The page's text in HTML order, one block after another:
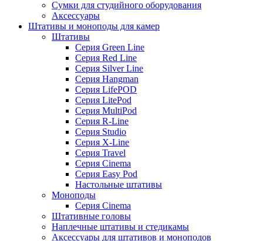
Сумки для студийного оборудования
Аксессуары
Штативы и моноподы для камер
Штативы
Серия Green Line
Серия Red Line
Серия Silver Line
Серия Hangman
Серия LifePOD
Серия LitePod
Серия MultiPod
Серия R-Line
Серия Studio
Серия X-Line
Серия Travel
Серия Cinema
Серия Easy Pod
Настольные штативы
Моноподы
Серия Cinema
Штативные головы
Наплечные штативы и стедикамы
Аксессуары для штативов и моноподов